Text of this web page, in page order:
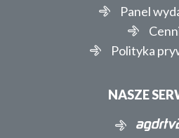
Panel
Polityka
NASZE